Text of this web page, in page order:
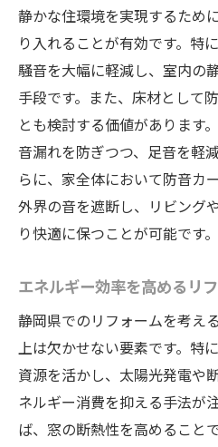
静かな住環境を実現するため
り入れることが有効です。特
騒音を大幅に軽減し、室内の
手段です。また、床材として
とも検討する価値があります
音漏れを防ぎつつ、足音を軽
らに、家全体において防音カ
外界の音を遮断し、リビング
り快適に保つことが可能です。
エネルギー効率を高めるリ
静岡県でのリフォームを考え
上は欠かせない要素です。特
資源を活かし、太陽光発電や
ネルギー消費を抑える手法が
ば、窓の断熱性を高めること